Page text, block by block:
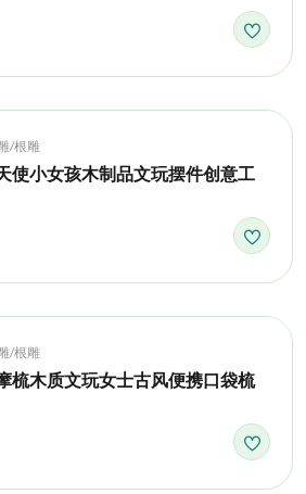
/根雕
使小女孩木制品文玩摆件创意工
/根雕
梳木质文玩女士古风便携口袋梳